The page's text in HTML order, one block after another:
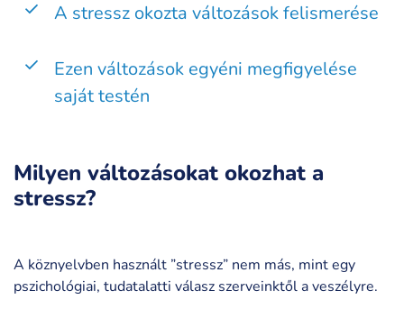
A stressz okozta változások felismerése
Ezen változások egyéni megfigyelése
saját testén
Milyen változásokat okozhat a
stressz?
A köznyelvben használt ”stressz” nem más, mint egy
pszichológiai, tudatalatti válasz szerveinktől a veszélyre.